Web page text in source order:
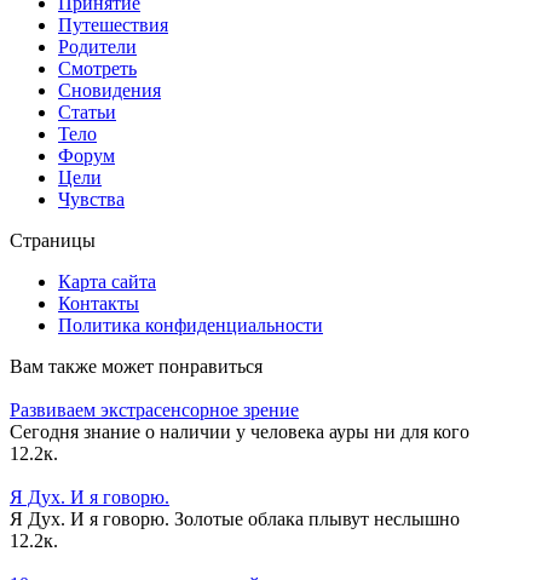
Путешествия
Родители
Смотреть
Сновидения
Статьи
Тело
Форум
Цели
Чувства
Страницы
Карта сайта
Контакты
Политика конфиденциальности
Вам также может понравиться
Развиваем экстрасенсорное зрение
Сегодня знание о наличии у человека ауры ни для кого
1 2.2к.
Я Дух. И я говорю.
Я Дух. И я говорю. Золотые облака плывут неслышно
1 2.2к.